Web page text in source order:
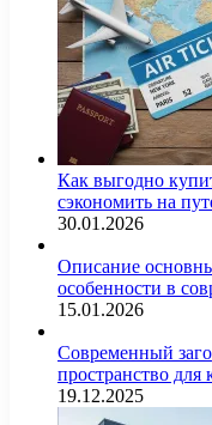
Как выгодно
сэкономить на
30.01.2026
Описание
особенности в
15.01.2026
Современный
пространство
19.12.2025